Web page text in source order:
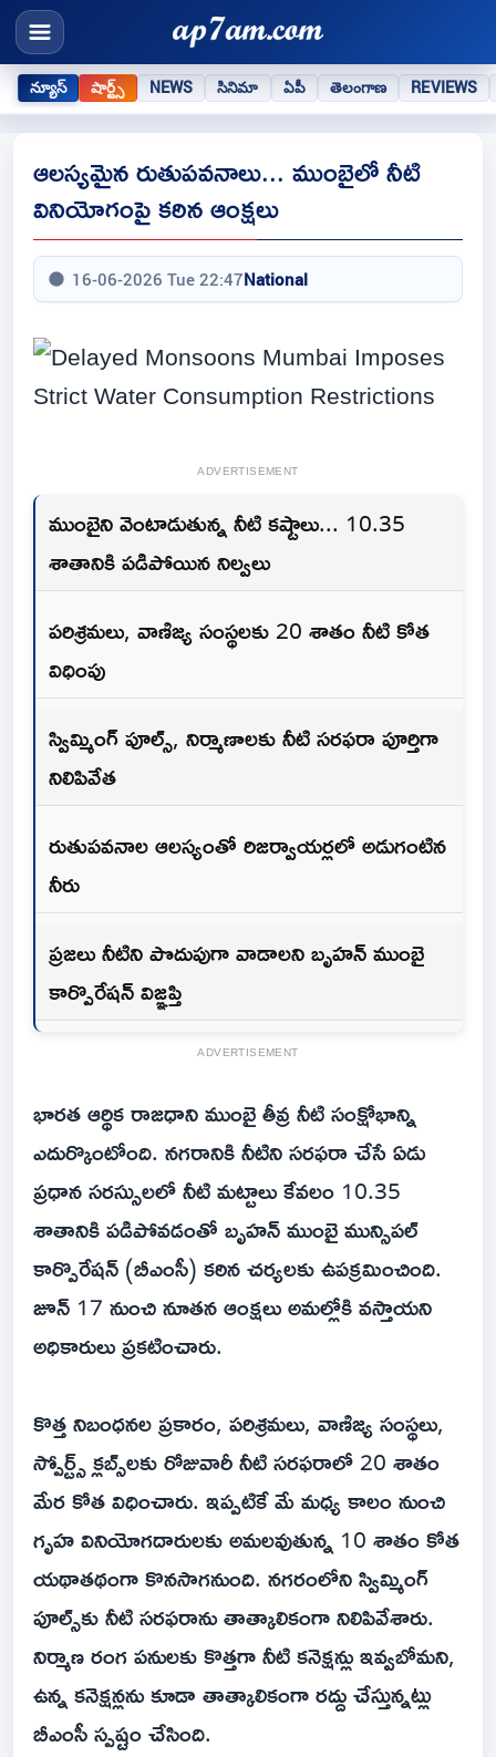
న్యూస్ షార్ట్స్ NEWS సినిమా ఏపీ తెలంగాణ REVIEWS
ఆలస్యమైన రుతుపవనాలు... ముంబైలో నీటి
వినియోగంపై కఠిన ఆంక్షలు
16-06-2026 Tue 22:47National
ADVERTISEMENT
ముంబైని వెంటాడుతున్న నీటి కష్టాలు... 10.35
శాతానికి పడిపోయిన నిల్వలు
పరిశ్రమలు, వాణిజ్య సంస్థలకు 20 శాతం నీటి కోత
విధింపు
స్విమ్మింగ్ పూల్స్, నిర్మాణాలకు నీటి సరఫరా పూర్తిగా
నిలిపివేత
రుతుపవనాల ఆలస్యంతో రిజర్వాయర్లలో అడుగంటిన
నీరు
ప్రజలు నీటిని పొదుపుగా వాడాలని బృహన్ ముంబై
కార్పొరేషన్ విజ్ఞప్తి
ADVERTISEMENT
భారత ఆర్థిక రాజధాని ముంబై తీవ్ర నీటి సంక్షోభాన్ని
ఎదుర్కొంటోంది. నగరానికి నీటిని సరఫరా చేసే ఏడు
ప్రధాన సరస్సులలో నీటి మట్టాలు కేవలం 10.35
శాతానికి పడిపోవడంతో బృహన్ ముంబై మున్సిపల్
కార్పొరేషన్ (బీఎంసీ) కఠిన చర్యలకు ఉపక్రమించింది.
జూన్ 17 నుంచి నూతన ఆంక్షలు అమల్లోకి వస్తాయని
అధికారులు ప్రకటించారు.
కొత్త నిబంధనల ప్రకారం, పరిశ్రమలు, వాణిజ్య సంస్థలు,
స్పోర్ట్స్ క్లబ్స్‌‌లకు రోజువారీ నీటి సరఫరాలో 20 శాతం
మేర కోత విధించారు. ఇప్పటికే మే మధ్య కాలం నుంచి
గృహ వినియోగదారులకు అమలవుతున్న 10 శాతం కోత
యథాతథంగా కొనసాగనుంది. నగరంలోని స్విమ్మింగ్
పూల్స్‌కు నీటి సరఫరాను తాత్కాలికంగా నిలిపివేశారు.
నిర్మాణ రంగ పనులకు కొత్తగా నీటి కనెక్షన్లు ఇవ్వబోమని,
ఉన్న కనెక్షన్లను కూడా తాత్కాలికంగా రద్దు చేస్తున్నట్లు
బీఎంసీ స్పష్టం చేసింది.